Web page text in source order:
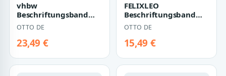
vhbw
Beschriftungsband
Ersatz für Brother TZE-
231, TZ-231 für
Beschrif…
OTTO DE
23,49 €
FELIXLEO
Beschriftungsband
Farbband
Schreibmaschine
Schwarz Rot Univer…
OTTO DE
15,49 €